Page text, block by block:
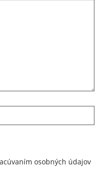
osobných údajov